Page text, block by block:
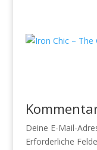
Deine E-Mail-
Erforderliche